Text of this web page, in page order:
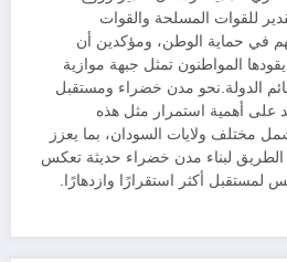
للقوات المسلحة والقوات
في حماية الوطن، ومؤكدين أن
يقودها المواطنون تمثل جبهة موازية
الدولة.نحو مدن خضراء ومستقبل
على أهمية استمرار مثل هذه
مختلف ولايات السودان، بما يعزز
الطريق لبناء مدن خضراء حديثة تعكس
لمستقبل أكثر استقرارًا وازدهارًا.